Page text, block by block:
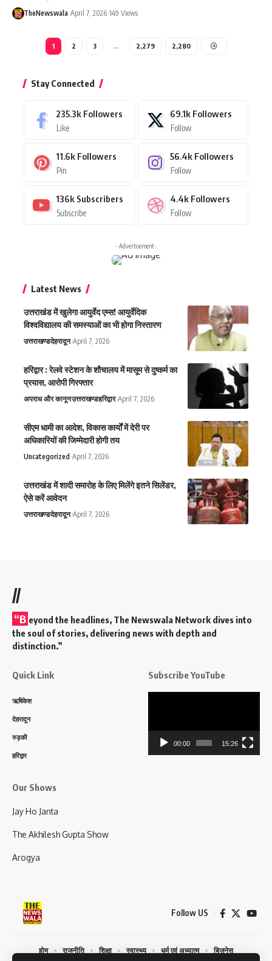
TheNewswala April 7, 2026 149 Views
1 2 3 … 2,279 2,280
Stay Connected
235.3k Followers
Like
69.1k Followers
Follow
11.6k Followers
Pin
56.4k Followers
Follow
136k Subscribers
Subscribe
4.4k Followers
Follow
- Advertisement -
Latest News
उत्तराखंड में खुलेगा आयुर्वेद एम्स! आयुर्वेदिक
विश्वविद्यालय की समस्याओं का भी होगा निस्तारण
उत्तराखण्डदेहरादून April 7, 2026
हरिद्वार : रेलवे स्टेशन के शौचालय में मासूम से दुष्कर्म का
प्रयास, आरोपी गिरफ्तार
अपराध और कानूनउत्तराखण्डहरिद्वार April 7, 2026
सीएम धामी का आदेश, विकास कार्यों में देरी पर
अधिकारियों की जिम्मेदारी होगी तय
Uncategorized April 7, 2026
उत्तराखंड में शादी समारोह के लिए मिलेंगे इतने सिलेंडर,
ऐसे करें आवेदन
उत्तराखण्डदेहरादून April 7, 2026
//
“B eyond the headlines, The Newswala Network dives into
the soul of stories, delivering news with depth and
distinction.”
Quick Link
ऋषिकेश
देहरादून
रुड़की
हरिद्वार
Subscribe YouTube
00:00 15:26
Our Shows
Jay Ho Janta
The Akhilesh Gupta Show
Arogya
Follow US
होम राजनीति शिक्षा स्वास्थ्य धर्म एवं अध्यात्म बिज़नेस